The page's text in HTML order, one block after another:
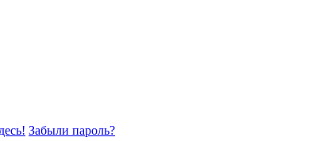
Забыли пароль?